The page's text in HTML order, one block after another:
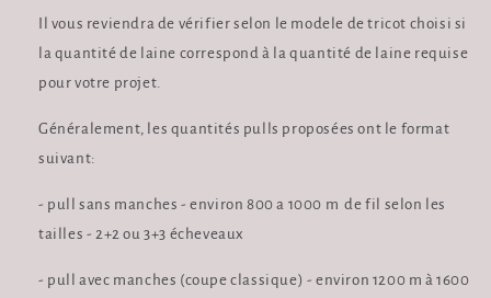
Il vous reviendra de vérifier selon le modele de tricot choisi si
la quantité de laine correspond à la quantité de laine requise
pour votre projet.
Généralement, les quantités pulls proposées ont le format
suivant:
- pull sans manches - environ 800 a 1000 m de fil selon les
tailles - 2+2 ou 3+3 écheveaux
- pull avec manches (coupe classique) - environ 1200 m à 1600